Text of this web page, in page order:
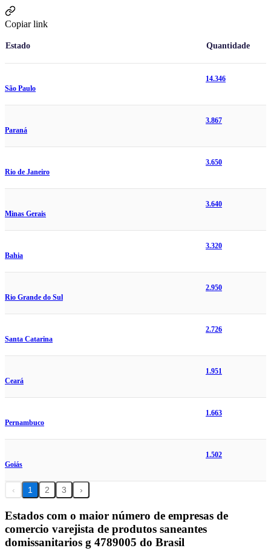
Copiar link
Estado Quantidade
São Paulo
14.346
Paraná
3.867
Rio de Janeiro
3.650
Minas Gerais
3.640
Bahia
3.320
Rio Grande do Sul
2.950
Santa Catarina
2.726
Ceará
1.951
Pernambuco
1.663
Goiás
1.502
‹ 1 2 3 ›
Estados com o maior número de empresas de
comercio varejista de produtos saneantes
domissanitarios g 4789005 do Brasil